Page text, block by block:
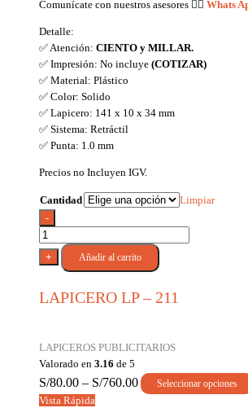
Comunícate con nuestros asesores 👉🏼 Whats
Detalle:
✅ Atención: CIENTO y MILLAR.
✅ Impresión: No incluye (COTIZAR)
✅ Material: Plástico
✅ Color: Solido
✅ Lapicero: 141 x 10 x 34 mm
✅ Sistema: Retráctil
✅ Punta: 1.0 mm
Precios no Incluyen IGV.
Cantidad
Limpiar
-
LAPICERO
LP
-
cantidad
+ Añadir al carrito
LAPICERO LP – 211
LAPICEROS PUBLICITARIOS
Valorado en 3.16 de 5
S/80.00 – S/760.00 Seleccionar opciones
Vista Rápida